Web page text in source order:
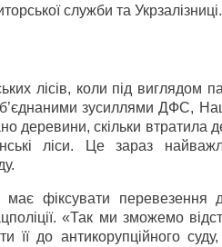
служби та Укрзалізниці.
лісів, коли під виглядом
зусиллями ДФС,
деревини, скільки
ліси. Це зараз
фіксувати перевезення
«Так ми зможемо
до антикорупційного